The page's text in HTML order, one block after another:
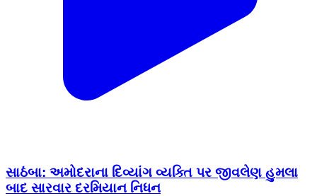
સાઠંબા: અમોદરાના દિવ્યાંગ વ્યક્તિ પર જીવલેણ હુમલા
બાદ સારવાર દરમિયાન નિધન